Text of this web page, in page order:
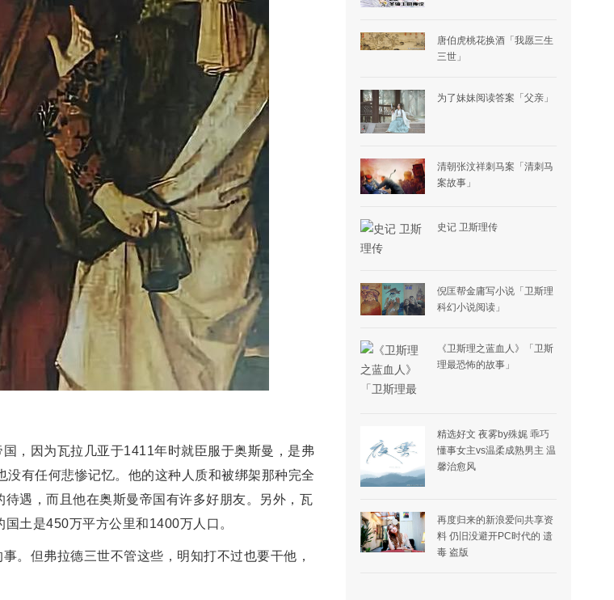
，因为瓦拉几亚于1411年时就臣服于奥斯曼，是弗
有任何悲惨记忆。他的这种人质和被绑架那种完全
遇，而且他在奥斯曼帝国有许多好朋友。另外，瓦
土是450万平方公里和1400万人口。
。但弗拉德三世不管这些，明知打不过也要干他，
唐伯虎桃花换酒「我愿三生
三世」
为了妹妹阅读答案「父亲」
清朝张汶祥刺马案「清刺马
案故事」
史记 卫斯理传
倪匡帮金庸写小说「卫斯理
科幻小说阅读」
《卫斯理之蓝血人》「卫斯
理最恐怖的故事」
精选好文 夜雾by殊娓 乖巧
懂事女主vs温柔成熟男主 温
馨治愈风
再度归来的新浪爱问共享资
料 仍旧没避开PC时代的 遗
毒 盗版